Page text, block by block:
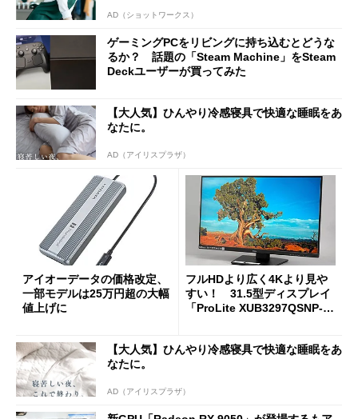
AD（ショットワークス）
ゲーミングPCをリビングに持ち込むとどうな
るか？ 話題の「Steam Machine」をSteam
Deckユーザーが買ってみた
【大人気】ひんやり冷感寝具で快適な睡眠をあ
なたに。
AD（アイリスプラザ）
アイオーデータの価格改定、
一部モデルは25万円超の大幅
値上げに
フルHDより広く4Kより見や
すい！ 31.5型ディスプレイ
「ProLite XUB3297QSNP-B
【大人気】ひんやり冷感寝具で快適な睡眠をあ
なたに。
AD（アイリスプラザ）